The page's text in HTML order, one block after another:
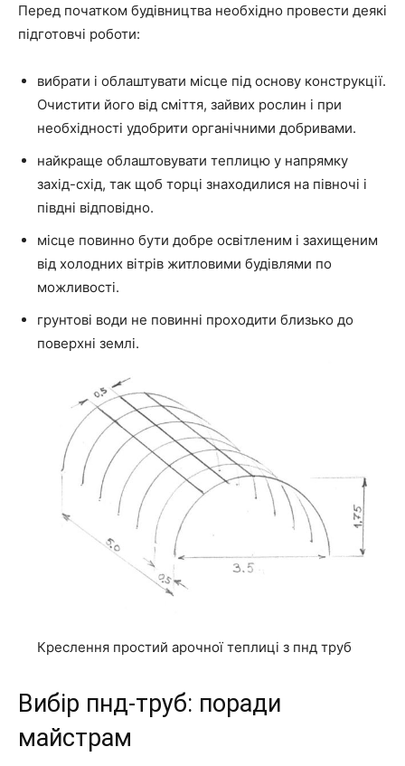
Перед початком будівництва необхідно провести деякі
підготовчі роботи:
вибрати і облаштувати місце під основу конструкції.
Очистити його від сміття, зайвих рослин і при
необхідності удобрити органічними добривами.
найкраще облаштовувати теплицю у напрямку
захід-схід, так щоб торці знаходилися на півночі і
півдні відповідно.
місце повинно бути добре освітленим і захищеним
від холодних вітрів житловими будівлями по
можливості.
грунтові води не повинні проходити близько до
поверхні землі.
Креслення простий арочної теплиці з пнд труб
Вибір пнд-труб: поради
майстрам